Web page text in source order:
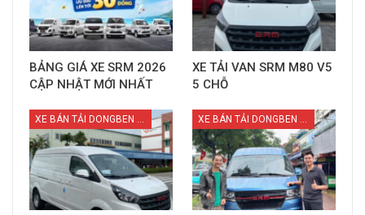
BẢNG GIÁ XE SRM 2026
CẬP NHẬT MỚI NHẤT
XE TẢI VAN SRM M80 V5
5 CHỖ
XE BÁN TẢI DONGBEN X30 XE BÁN TẢI DONGBEN X30